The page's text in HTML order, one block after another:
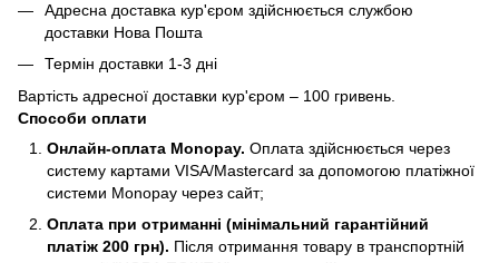
Адресна доставка кур'єром здійснюється службою
доставки Нова Пошта
Термін доставки 1-3 дні
Вартість адресної доставки кур'єром – 100 гривень.
Способи оплати
Онлайн-оплата Monopay. Оплата здійснюється через
систему картами VISA/Mastercard за допомогою платіжної
системи Monopay через сайт;
Оплата при отриманні (мiнiмальний гарантiйний
платiж 200 грн). Після отримання товару в транспортній